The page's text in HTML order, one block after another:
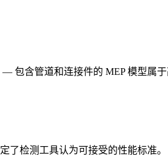
包含管道和连接件的 MEP 模型属于
了检测工具认为可接受的性能标准。